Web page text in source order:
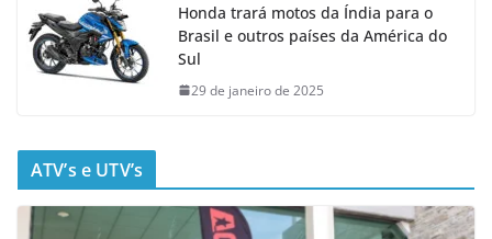
Honda trará motos da Índia para o
Brasil e outros países da América do
Sul
29 de janeiro de 2025
ATV’s e UTV’s